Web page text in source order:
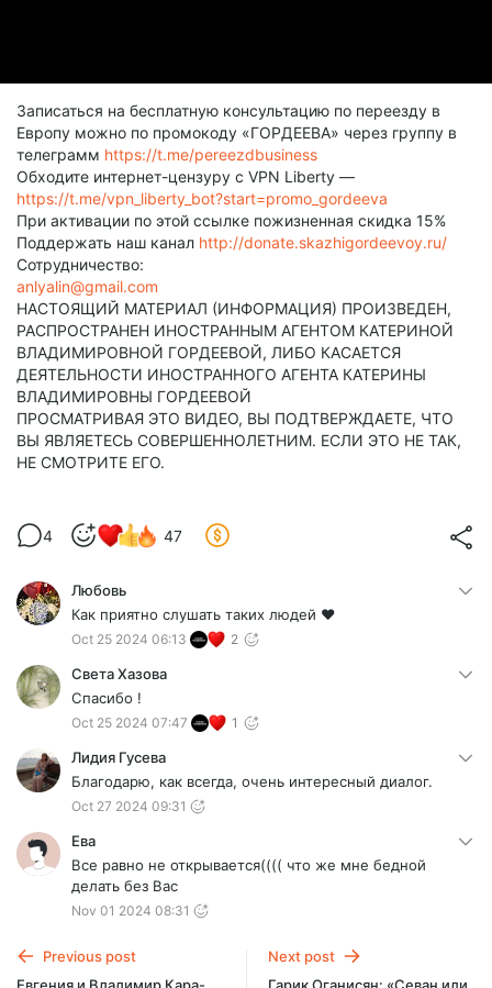
Записаться на бесплатную консультацию по переезду в
Европу можно по промокоду «ГОРДЕЕВА» через группу в
телеграмм https://t.me/pereezdbusiness
Обходите интернет-цензуру с VPN Liberty —
https://t.me/vpn_liberty_bot?start=promo_gordeeva
При активации по этой ссылке пожизненная скидка 15%
Поддержать наш канал http://donate.skazhigordeevoy.ru/
Сотрудничество:
anlyalin@gmail.com
НАСТОЯЩИЙ МАТЕРИАЛ (ИНФОРМАЦИЯ) ПРОИЗВЕДЕН,
РАСПРОСТРАНЕН ИНОСТРАННЫМ АГЕНТОМ КАТЕРИНОЙ
ВЛАДИМИРОВНОЙ ГОРДЕЕВОЙ, ЛИБО КАСАЕТСЯ
ДЕЯТЕЛЬНОСТИ ИНОСТРАННОГО АГЕНТА КАТЕРИНЫ
ВЛАДИМИРОВНЫ ГОРДЕЕВОЙ
ПРОСМАТРИВАЯ ЭТО ВИДЕО, ВЫ ПОДТВЕРЖДАЕТЕ, ЧТО
ВЫ ЯВЛЯЕТЕСЬ СОВЕРШЕННОЛЕТНИМ. ЕСЛИ ЭТО НЕ ТАК,
НЕ СМОТРИТЕ ЕГО.
4 47
Любовь
Как приятно слушать таких людей ❤️
Oct 25 2024 06:13 2
Света Хазова
Спасибо !
Oct 25 2024 07:47 1
Лидия Гусева
Благодарю, как всегда, очень интересный диалог.
Oct 27 2024 09:31
Ева
Все равно не открывается(((( что же мне бедной
делать без Вас
Nov 01 2024 08:31
Previous post
Евгения и Владимир Кара-
Next post
Гарик Оганисян: «Севан или